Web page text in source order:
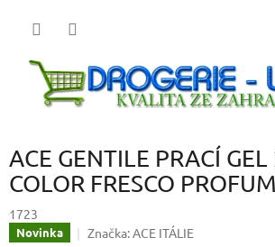
ACE GENTILE PRACÍ
COLOR FRESCO
1723
Novinka Značka:ACE ITÁLIE